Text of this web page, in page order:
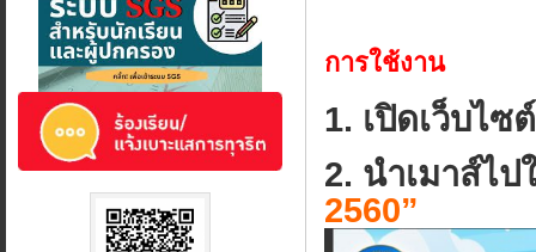
การใช้งาน
1. เปิดเว็บไซ
2. นำเมาส์ไ
2560”